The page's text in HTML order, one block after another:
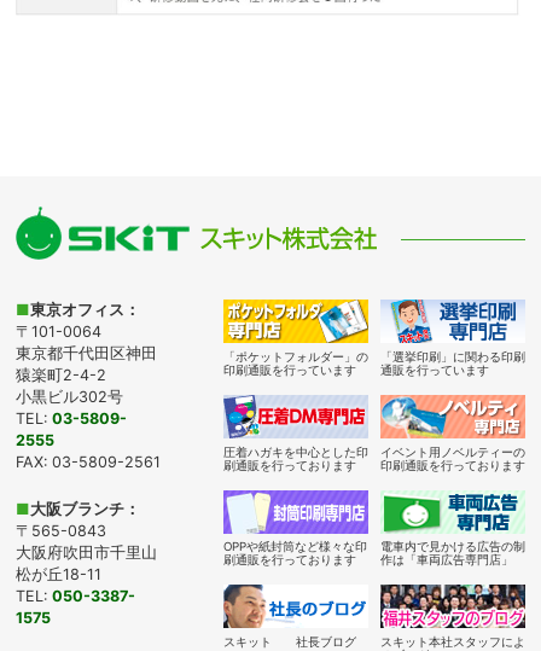
■東京オフィス：
〒101-0064
東京都千代田区神田
猿楽町2-4-2
小黒ビル302号
TEL:03-5809-
2555
FAX: 03-5809-2561
■大阪ブランチ：
〒565-0843
大阪府吹田市千里山
松が丘18-11
TEL:050-3387-
1575
「ポケットフォルダー」の
印刷通販を行っています
「選挙印刷」に関わる印刷
通販を行っています
圧着ハガキを中心とした印
刷通販を行っております
イベント用ノベルティーの
印刷通販を行っております
OPPや紙封筒など様々な印
刷通販を行っております
電車内で見かける広告の制
作は「車両広告専門店」
スキット 社長ブログ
スキット本社スタッフによ